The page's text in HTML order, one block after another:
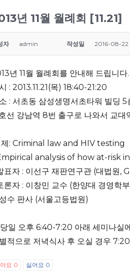
년 11월 월례회 [11.21]
자 admin 작성일 2016-08-22
년 11월 월례회를 안내해 드립니다.
: 2013.11.21(목) 18:40-21:20
: 서초동 삼성생명서초타워 빌딩
선 강남역 8번 출구로 나와서 교대
제: Criminal law and HIV testing
analysis of how at-risk
표자 : 이선구 재판연구관 (대법
론자 : 이창민 교수 (한양대 경영학
수 판사 (서울고등법원)
일 오후 6:40-7:20 아래 세미나실
적으로 저녁식사 후 오실 경우
요 0 싫어요 0